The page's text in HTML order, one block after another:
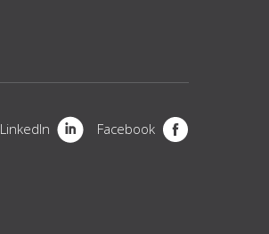
LinkedIn Facebook